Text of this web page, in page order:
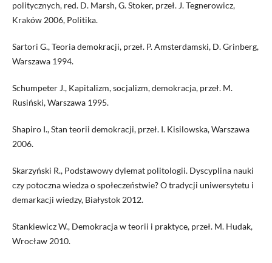
politycznych, red. D. Marsh, G. Stoker, przeł. J. Tegnerowicz,
Kraków 2006, Politika.
Sartori G., Teoria demokracji, przeł. P. Amsterdamski, D. Grinberg,
Warszawa 1994.
Schumpeter J., Kapitalizm, socjalizm, demokracja, przeł. M.
Rusiński, Warszawa 1995.
Shapiro I., Stan teorii demokracji, przeł. I. Kisilowska, Warszawa
2006.
Skarzyński R., Podstawowy dylemat politologii. Dyscyplina nauki
czy potoczna wiedza o społeczeństwie? O tradycji uniwersytetu i
demarkacji wiedzy, Białystok 2012.
Stankiewicz W., Demokracja w teorii i praktyce, przeł. M. Hudak,
Wrocław 2010.